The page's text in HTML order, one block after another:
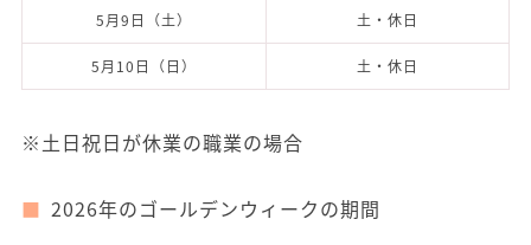
5月9日（土） 土・休日
5月10日（日） 土・休日
※土日祝日が休業の職業の場合
2026年のゴールデンウィークの期間